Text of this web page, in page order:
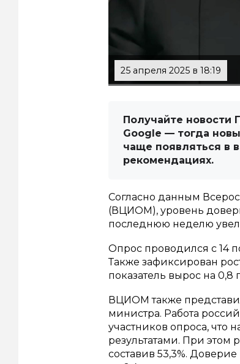
25 апреля 2025 в 18:19
Получайте новости
Google — тогда
чаще появляться в
рекомендациях.
Согласно данным
(ВЦИОМ), уровень
последнюю неделю
Опрос проводился с 14
Также зафиксирован
показатель вырос на 0,8
ВЦИОМ также
министра. Работа
участников опроса, что
результатами. При этом
составив 53,3%.